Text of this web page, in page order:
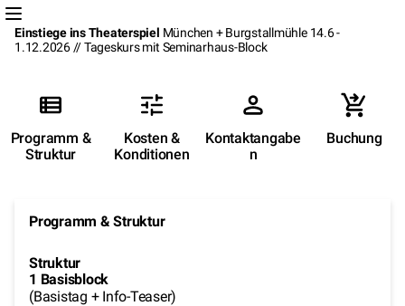
Einstiege ins Theaterspiel München + Burgstallmühle 14.6 -
1.12.2026 // Tageskurs mit Seminarhaus-Block
Programm &
Struktur
Kosten &
Konditionen
Kontaktangabe
n
Buchung
Programm & Struktur
Struktur
1 Basisblock
(Basistag + Info-Teaser)